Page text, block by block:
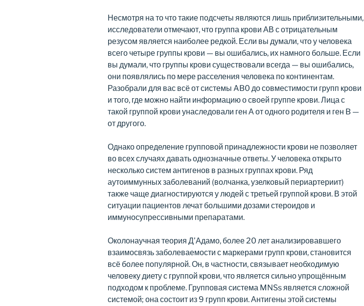
Несмотря на то что такие подсчеты являются лишь приблизительными,
исследователи отмечают, что группа крови АВ с отрицательным
резусом является наиболее редкой. Если вы думали, что у человека
всего четыре группы крови — вы ошибались, их намного больше. Если
вы думали, что группы крови существовали всегда — вы ошибались,
они появлялись по мере расселения человека по континентам.
Разобрали для вас всё от системы AB0 до совместимости групп крови
и того, где можно найти информацию о своей группе крови. Лица с
такой группой крови унаследовали ген А от одного родителя и ген B —
от другого.
Однако определение групповой принадлежности крови не позволяет
во всех случаях давать однозначные ответы. У человека открыто
несколько систем антигенов в разных группах крови. Ряд
аутоиммунных заболеваний (волчанка, узелковый периартериит)
также чаще диагностируются у людей с третьей группой крови. В этой
ситуации пациентов лечат большими дозами стероидов и
иммуносупрессивными препаратами.
Околонаучная теория Д’Адамо, более 20 лет анализировавшего
взаимосвязь заболеваемости с маркерами групп крови, становится
всё более популярной. Он, в частности, связывает необходимую
человеку диету с группой крови, что является сильно упрощённым
подходом к проблеме. Групповая система MNSs является сложной
системой; она состоит из 9 групп крови. Антигены этой системы